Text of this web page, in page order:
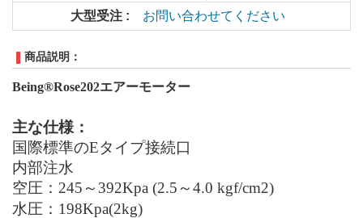
大型受注 : お問い合わせてください
商品説明：
Being®Rose202エアーモーター
主な仕様：
国際標準のEタイプ接続口
内部注水
空圧： 245～392Kpa (2.5～4.0 kgf/cm2)
水圧： 198Kpa(2kg)